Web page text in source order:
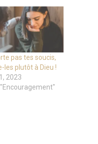
pas tes soucis,
les plutôt à Dieu !
2023
"Encouragement"